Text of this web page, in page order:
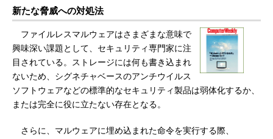
新たな脅威への対処法
ファイルレスマルウェアはさまざまな意味で
興味深い課題として、セキュリティ専門家に注
目されている。ストレージには何も書き込まれ
ないため、シグネチャベースのアンチウイルス
ソフトウェアなどの標準的なセキュリティ製品は弱体化するか、
または完全に役に立たない存在となる。
さらに、マルウェアに埋め込まれた命令を実行する際、